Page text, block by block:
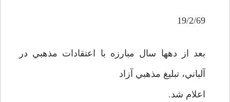
19/2/69
بعد از دهها سال مبارزه با اعتقادات مذهبي در
آلباني، تبليغ مذهبي آزاد
اعلام شد.